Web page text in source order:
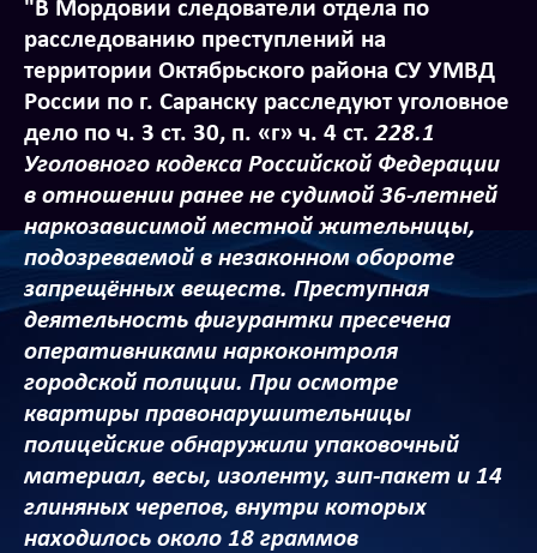
"В Мордовии следователи отдела по
расследованию преступлений на
территории Октябрьского района СУ УМВД
России по г. Саранску расследуют уголовное
дело по ч. 3 ст. 30, п. «г» ч. 4 ст. 228.1
Уголовного кодекса Российской Федерации
в отношении ранее не судимой 36-летней
наркозависимой местной жительницы,
подозреваемой в незаконном обороте
запрещённых веществ. Преступная
деятельность фигурантки пресечена
оперативниками наркоконтроля
городской полиции. При осмотре
квартиры правонарушительницы
полицейские обнаружили упаковочный
материал, весы, изоленту, зип-пакет и 14
глиняных черепов, внутри которых
находилось около 18 граммов